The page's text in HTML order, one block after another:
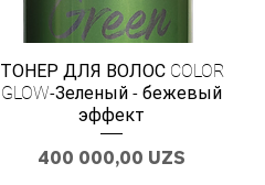
ТОНЕР ДЛЯ ВОЛОС COLOR
GLOW-Зеленый - бежевый
эффект
Цена
400 000,00 UZS